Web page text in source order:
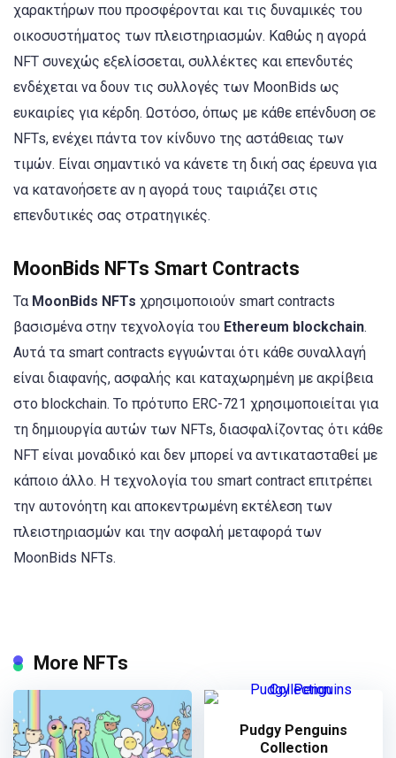
χαρακτήρων που προσφέρονται και τις δυναμικές του
οικοσυστήματος των πλειστηριασμών. Καθώς η αγορά
NFT συνεχώς εξελίσσεται, συλλέκτες και επενδυτές
ενδέχεται να δουν τις συλλογές των MoonBids ως
ευκαιρίες για κέρδη. Ωστόσο, όπως με κάθε επένδυση σε
NFTs, ενέχει πάντα τον κίνδυνο της αστάθειας των
τιμών. Είναι σημαντικό να κάνετε τη δική σας έρευνα για
να κατανοήσετε αν η αγορά τους ταιριάζει στις
επενδυτικές σας στρατηγικές.
MoonBids NFTs Smart Contracts
Τα MoonBids NFTs χρησιμοποιούν smart contracts
βασισμένα στην τεχνολογία του Ethereum blockchain.
Αυτά τα smart contracts εγγυώνται ότι κάθε συναλλαγή
είναι διαφανής, ασφαλής και καταχωρημένη με ακρίβεια
στο blockchain. Το πρότυπο ERC-721 χρησιμοποιείται για
τη δημιουργία αυτών των NFTs, διασφαλίζοντας ότι κάθε
NFT είναι μοναδικό και δεν μπορεί να αντικατασταθεί με
κάποιο άλλο. Η τεχνολογία του smart contract επιτρέπει
την αυτονόητη και αποκεντρωμένη εκτέλεση των
πλειστηριασμών και την ασφαλή μεταφορά των
MoonBids NFTs.
More NFTs
Pudgy Penguins
Collection